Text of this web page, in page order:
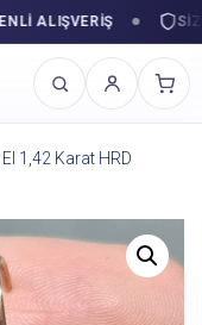
ALIŞVERIŞ
El 1,42 Karat HRD